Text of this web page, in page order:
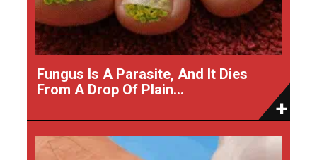
Fungus Is A Parasite, And It Dies
From A Drop Of Plain...